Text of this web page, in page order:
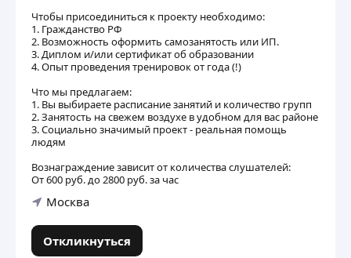
Чтобы присоединиться к проекту необходимо:
1. Гражданство РФ
2. Возможность оформить самозанятость или ИП.
3. Диплом и/или сертификат об образовании
4. Опыт проведения тренировок от года (!)
Что мы предлагаем:
1. Вы выбираете расписание занятий и количество групп
2. Занятость на свежем воздухе в удобном для вас районе
3. Социально значимый проект - реальная помощь
людям
Вознаграждение зависит от количества слушателей:
От 600 руб. до 2800 руб. за час
Москва
Откликнуться